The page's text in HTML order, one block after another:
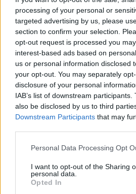
processing of your personal or
targeted advertising by us, please
section to confirm your selection.
opt-out request is processed you
interest-based ads based on
us or personal information disclosed
your opt-out. You may separately
disclosure of your personal
IAB’s list of downstream
also be disclosed by us to third
Downstream Participants that may
Please note that this website/app
not limited to your visit or usage
grant or deny consent to Google and
use your data for below specified
Personal Data Processing Opt
I want to opt-out of the Sharing
personal data.
Opted In
A Móra raktárvására évről évre
könyvbarátok körében, hiszen
és kiadvány jóval a bolti ár
nyári olvasmányokat vagy
esedékes ajándékozásokon, a
minden korosztály számára